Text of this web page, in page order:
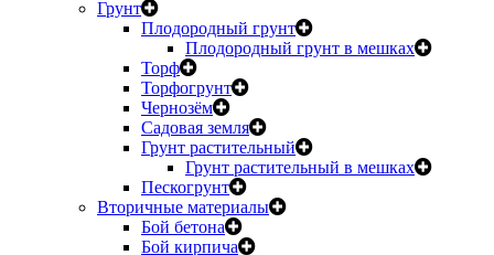
Грунт
Плодородный грунт
Плодородный грунт в мешках
Торф
Торфогрунт
Чернозём
Садовая земля
Грунт растительный
Грунт растительный в мешках
Пескогрунт
Вторичные материалы
Бой бетона
Бой кирпича